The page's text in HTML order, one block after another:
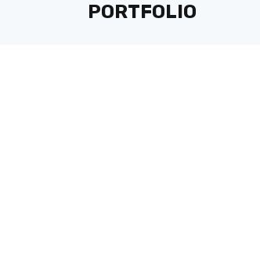
PORTFOLIO